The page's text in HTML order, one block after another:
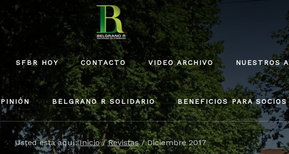
SFBR HOY CONTACTO VIDEO ARCHIVO NUESTROS
BELGRANO R SOLIDARIO BENEFICIOS PARA SOCIOS
Usted está aquí:Inicio / Revistas /Diciembre 2017